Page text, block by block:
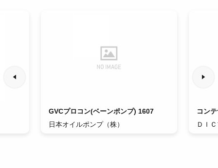
GVCプロコン(ベーンポンプ) 1607
日本オイルポンプ（株）
コン
ＤＩ